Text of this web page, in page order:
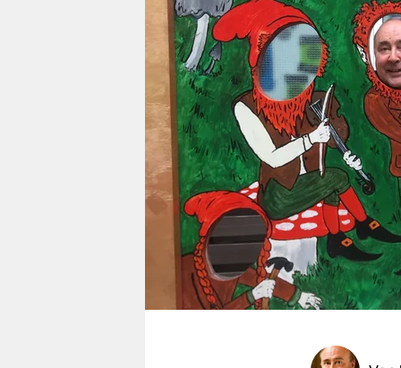
nord
wahrheit
verlag
verlag
veranstaltungen
shop
fragen & hilfe
unterstützen